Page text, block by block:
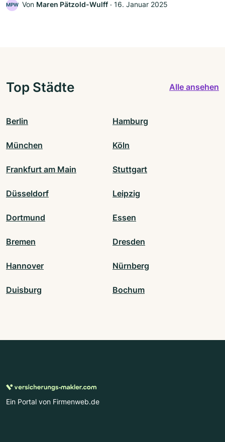
MPW Von Maren Pätzold-Wulff ‧ 16. Januar 2025
Top Städte Alle ansehen
Berlin Hamburg
München Köln
Frankfurt am Main Stuttgart
Düsseldorf Leipzig
Dortmund Essen
Bremen Dresden
Hannover Nürnberg
Duisburg Bochum
Ein Portal von Firmenweb.de